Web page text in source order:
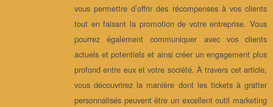
vous permettre d’offrir des récompenses à vos clients
tout en faisant la promotion de votre entreprise. Vous
pourrez également communiquer avec vos clients
actuels et potentiels et ainsi créer un engagement plus
profond entre eux et votre société. À travers cet article,
vous découvrirez la manière dont les tickets à gratter
personnalisés peuvent être un excellent outil marketing